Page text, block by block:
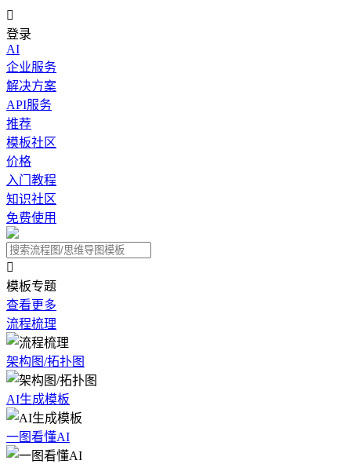

登录
AI
企业服务
解决方案
API服务
推荐
模板社区
价格
入门教程
知识社区
免费使用

模板专题
查看更多
流程梳理
架构图/拓扑图
AI生成模板
一图看懂AI